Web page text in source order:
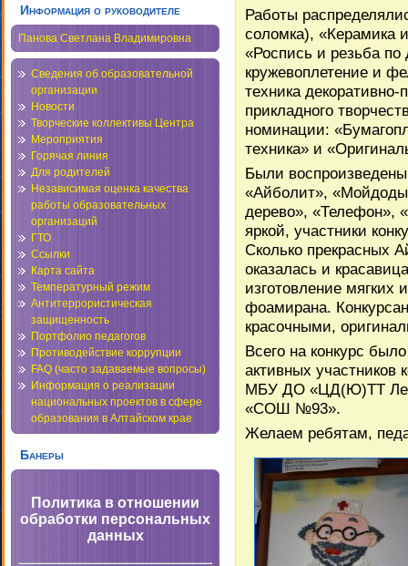
Информация о руководителе
Панова Светлана Владимировна
Сведения об образовательной
организации
Новости
Творческие коллективы Центра
Мероприятия
Горячая линия
Для родителей
Независимая оценка качества
работы образовательных
организаций
ГТО
Ссылки
Карта сайта
Температурный режим
Антитеррористическая
защищенность
Портфолио педагогов
Противодействие коррупции
FAQ (часто задаваемые вопросы)
Информация о реализации
национальных проектов в сфере
образования в Алтайском крае
Банеры
Политика в отношении
обработки персональных
данных
Работы
соломка), «Керамика
«Роспись и резьба по
кружевоплетение и
техника декоративно-
прикладного
номинации:
техника» и
Были
«Айболит»,
дерево», «Телефон»,
яркой, участники
Сколько прекрасных
оказалась и
изготовление мягких
фоамирана.
красочными,
Всего на конкурс
активных
МБУ ДО «ЦД(Ю)ТТ
«СОШ №93».
Желаем ребятам,